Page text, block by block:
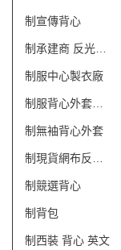
制宣傳背心
制服中心製衣廠
制無袖背心外套
制競選背心
制背包
制西裝 背心 英文